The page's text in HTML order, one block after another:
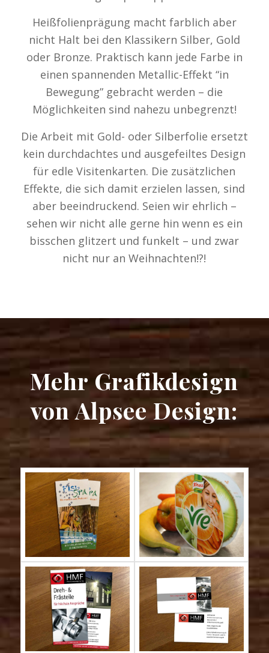
Heißfolienprägung macht farblich aber
nicht Halt bei den Klassikern Silber, Gold
oder Bronze. Praktisch kann jede Farbe in
einen spannenden Metallic-Effekt “in
Bewegung” gebracht werden – die
Möglichkeiten sind nahezu unbegrenzt!
Die Arbeit mit Gold- oder Silberfolie ersetzt
kein durchdachtes und ausgefeiltes Design
für edle Visitenkarten. Die zusätzlichen
Effekte, die sich damit erzielen lassen, sind
aber beeindruckend. Seien wir ehrlich –
sehen wir nicht alle gerne hin wenn es ein
bisschen glitzert und funkelt – und zwar
nicht nur an Weihnachten!?!
Mehr Grafikdesign
von Alpsee Design: